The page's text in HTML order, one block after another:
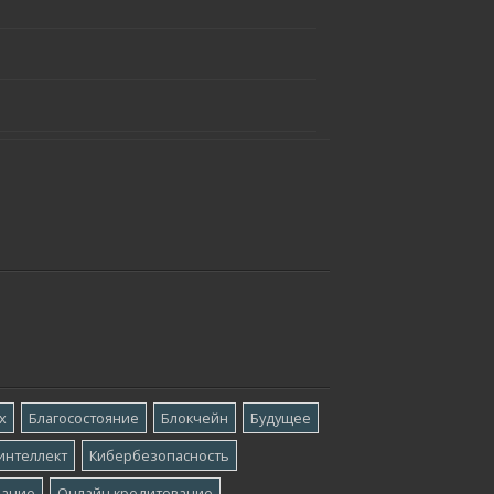
Благосостояние Блокчейн
Будущее
Кибербезопасность